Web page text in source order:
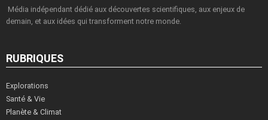
Média indépendant dédié aux découvertes scientifiques, aux enjeux de
demain, et aux idées qui transforment notre monde.
RUBRIQUES
Explorations
Santé & Vie
Planète & Climat